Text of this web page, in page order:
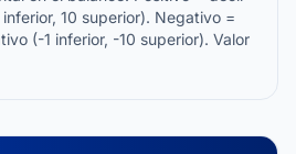
10 superior). Negativo =
(-1 inferior, -10 superior). Valor